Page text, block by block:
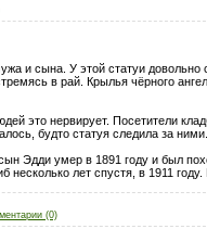
и сына. У этой статуи довольно
в рай. Крылья чёрного
это нервирует. Посетители
будто статуя следила за ними.
Эдди умер в 1891 году и был
лет спустя, в 1911 году.
(0)